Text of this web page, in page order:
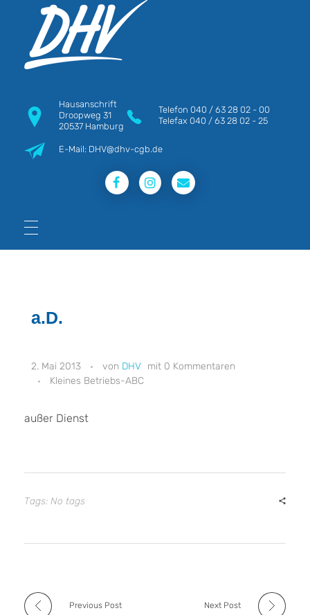
Hausanschrift
Droopweg 31
20537 Hamburg
Telefon 040 / 63 28 02 - 00
Telefax 040 / 63 28 02 - 25
E-Mail: DHV@dhv-cgb.de
a.D.
2. Mai 2013 DHV
0 Kommentaren
Kleines Betriebs-ABC
außer Dienst
Tags: No tags
Previous Post Next Post